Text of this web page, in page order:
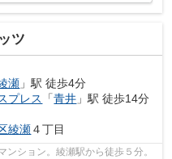
ツ
瀬 」駅 徒歩4分
プレス
「青井 」駅 徒歩14分
綾瀬４丁目
ション。綾瀬駅から徒歩５分。